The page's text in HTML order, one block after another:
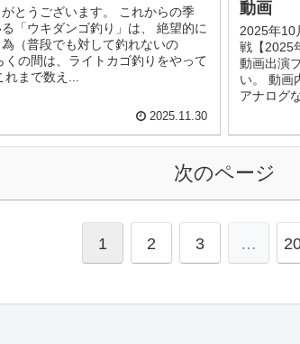
とうございます。 これからの季
「ウキダンゴ釣り」は、 絶望的に
（普段でも対して釣れないの
くの間は、ライトカゴ釣りをやって
まで数え...
2025.11.30
動画
2025年
戦【2025
動画出演
い。 動画
アナログな
次のページ
1 2 3 …